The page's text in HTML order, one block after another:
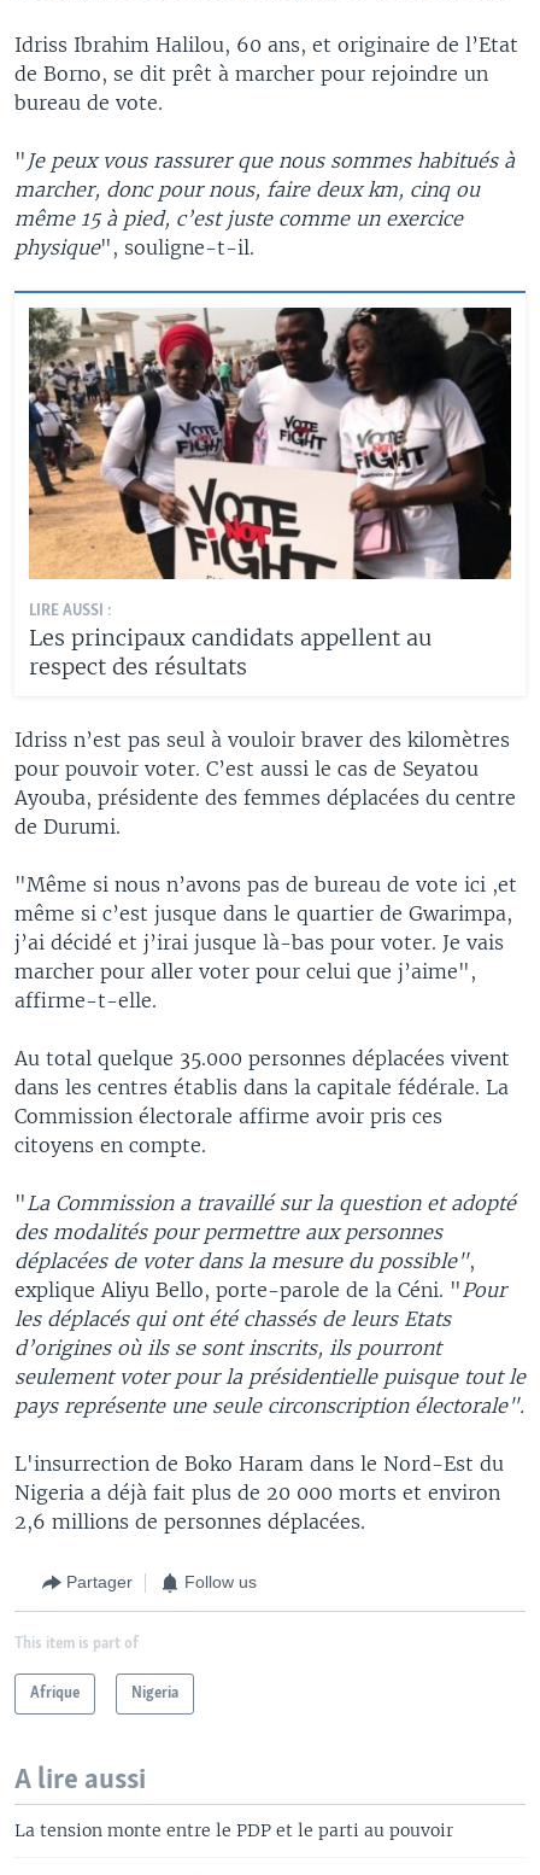
Idriss Ibrahim Halilou, 60 ans, et originaire de l’Etat
de Borno, se dit prêt à marcher pour rejoindre un
bureau de vote.
" Je peux vous rassurer que nous sommes habitués à
marcher, donc pour nous, faire deux km, cinq ou
même 15 à pied, c’est juste comme un exercice
physique", souligne-t-il.
LIRE AUSSI :
Les principaux candidats appellent au
respect des résultats
Idriss n’est pas seul à vouloir braver des kilomètres
pour pouvoir voter. C’est aussi le cas de Seyatou
Ayouba, présidente des femmes déplacées du centre
de Durumi.
"Même si nous n’avons pas de bureau de vote ici ,et
même si c’est jusque dans le quartier de Gwarimpa,
j’ai décidé et j’irai jusque là-bas pour voter. Je vais
marcher pour aller voter pour celui que j’aime",
affirme-t-elle.
Au total quelque 35.000 personnes déplacées vivent
dans les centres établis dans la capitale fédérale. La
Commission électorale affirme avoir pris ces
citoyens en compte.
" La Commission a travaillé sur la question et adopté
des modalités pour permettre aux personnes
déplacées de voter dans la mesure du possible",
explique Aliyu Bello, porte-parole de la Céni. " Pour
les déplacés qui ont été chassés de leurs Etats
d’origines où ils se sont inscrits, ils pourront
seulement voter pour la présidentielle puisque tout le
pays représente une seule circonscription électorale".
L'insurrection de Boko Haram dans le Nord-Est du
Nigeria a déjà fait plus de 20 000 morts et environ
2,6 millions de personnes déplacées.
Partager Follow us
This item is part of
Afrique Nigeria
A lire aussi
La tension monte entre le PDP et le parti au pouvoir